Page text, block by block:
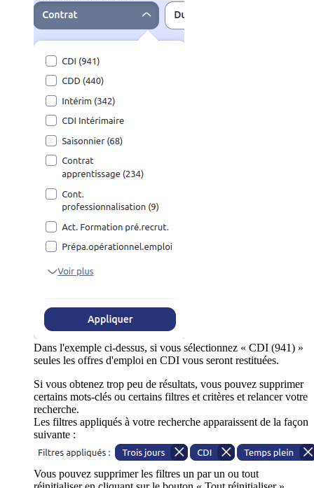
Dans l'exemple ci-dessus, si vous sélectionnez « CDI (941) »
seules les offres d'emploi en CDI vous seront restituées.
Si vous obtenez trop peu de résultats, vous pouvez supprimer
certains mots-clés ou certains filtres et critères et relancer votre
recherche.
Les filtres appliqués à votre recherche apparaissent de la façon
suivante :
Vous pouvez supprimer les filtres un par un ou tout